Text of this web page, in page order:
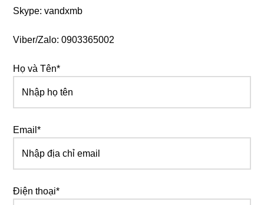
Skype: vandxmb
Viber/Zalo: 0903365002
Họ và Tên*
Email*
Điện thoại*